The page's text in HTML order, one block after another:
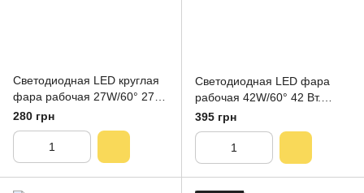
Светодиодная LED круглая
фара рабочая 27W/60° 27Вт,
(3Вт*9ламп) Узкий луч
280 грн
Светодиодная LED фара
рабочая 42W/60° 42 Вт.
(3Вт*14ламп) Широкий луч
света
395 грн